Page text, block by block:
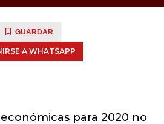
GUARDAR
A WHATSAPP
para 2020 no